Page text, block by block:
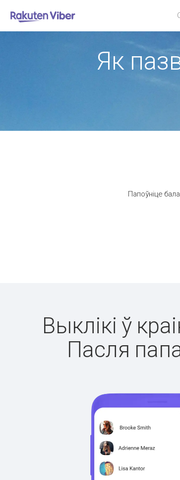
Як
Папоўніце
Выклікі ў
Пасля